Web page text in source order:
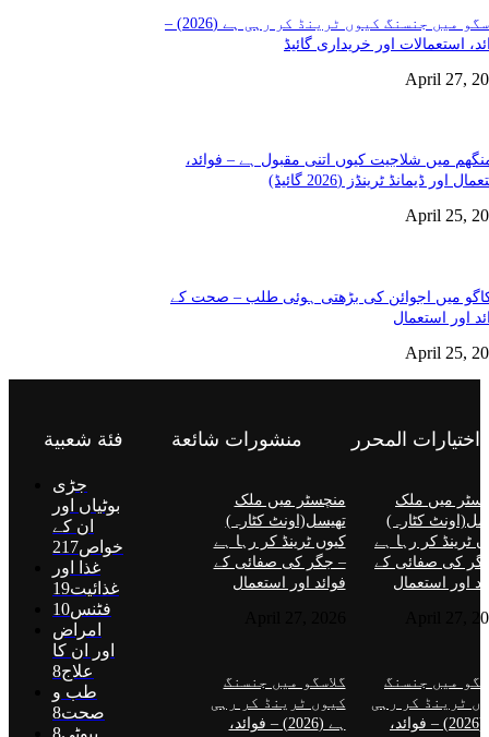
گلاسگو میں جنسنگ کیوں ٹرینڈ کر رہی ہے (2026) –
استعمالات اور خریداری گائیڈ
April 27,
میں شلاجیت کیوں اتنی مقبول ہے – فوائد،
اور ڈیمانڈ ٹرینڈز (2026 گائیڈ)
April 25,
میں اجوائن کی بڑھتی ہوئی طلب – صحت کے
اور استعمال
April 25,
اختيارات المحرر
میں ملک
کٹارہ)
ٹرینڈ کر رہا ہے
کی صفائی کے
اور استعمال
April 27,
میں جنسنگ
ٹرینڈ کر رہی
ہے (2026) – فوائد،
منشورات شائعة
منچسٹر میں ملک
تھیسل(اونٹ کٹارہ)
کیوں ٹرینڈ کر رہا ہے
– جگر کی صفائی کے
فوائد اور استعمال
گلاسگو میں جنسنگ
کیوں ٹرینڈ کر رہی
ہے (2026) – فوائد،
فئة شعبية
جڑی
بوٹیاں اور
ان کے
خواص217
غذا اور
غذائیت19
فٹنس10
امراض
اور ان کا
علاج8
طب و
صحت8
بیوٹی8